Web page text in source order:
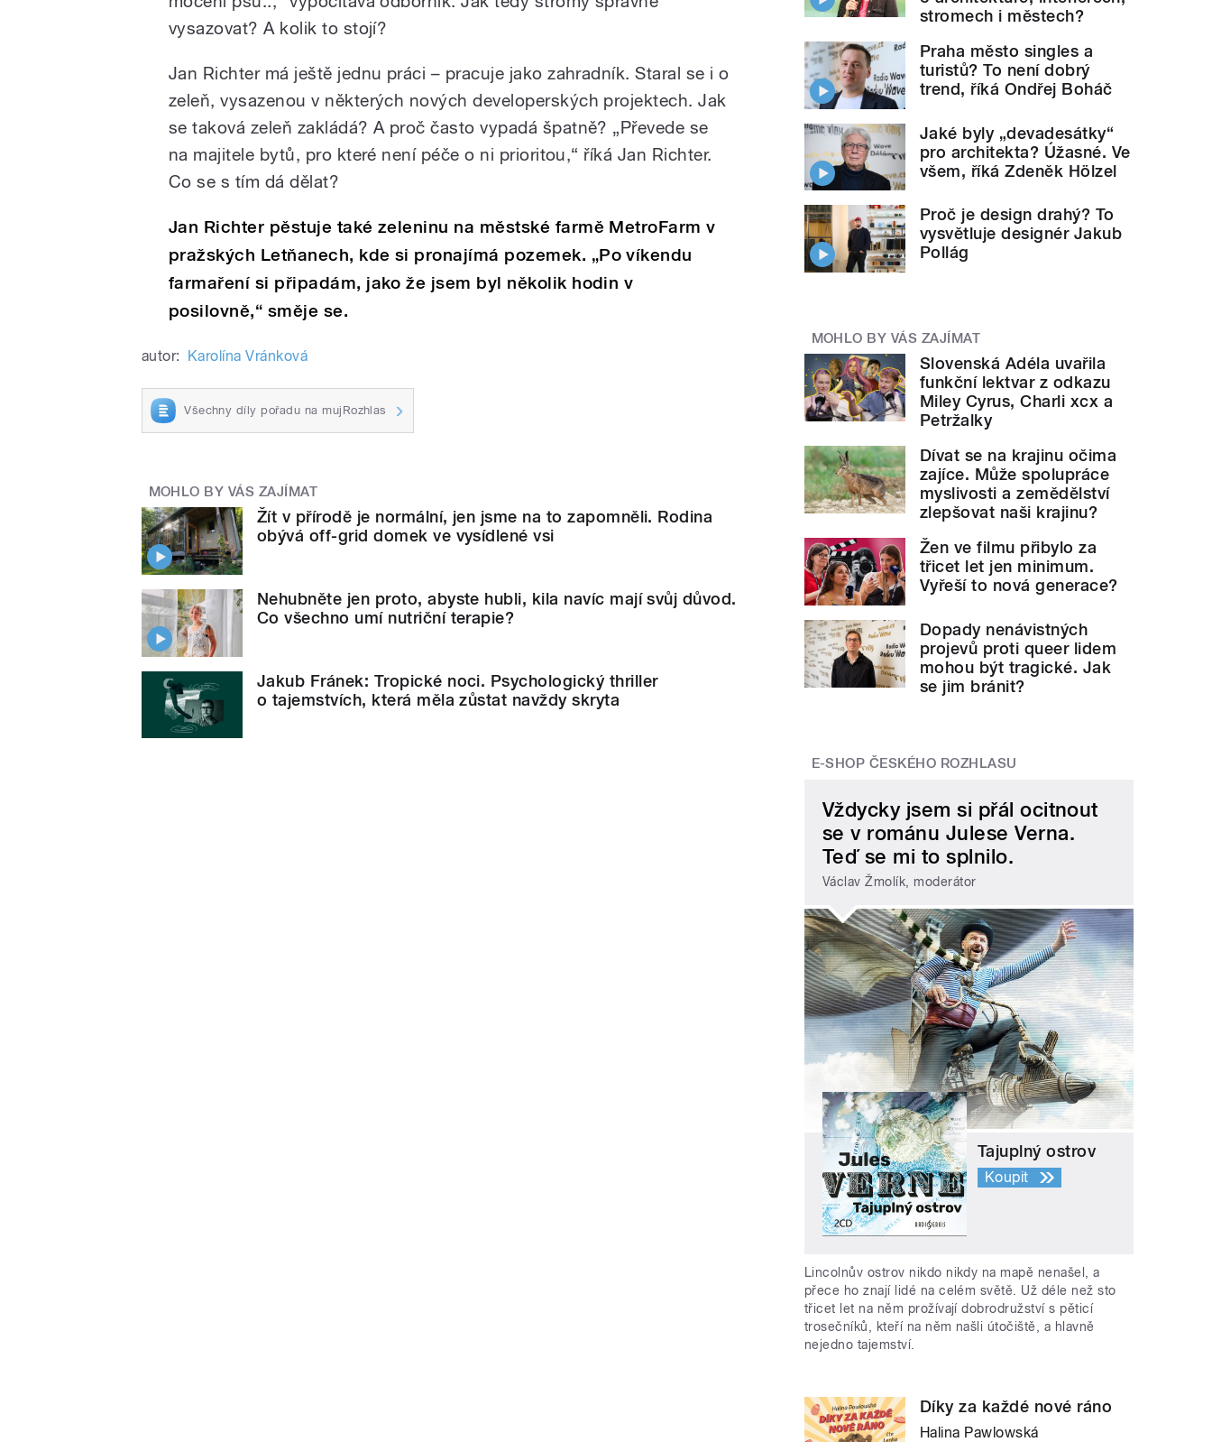
vysazovat? A kolik to stojí?
Jan Richter má ještě jednu práci – pracuje jako zahradník. Staral se i o
zeleň, vysazenou v některých nových developerských projektech. Jak
se taková zeleň zakládá? A proč často vypadá špatně? „Převede se
na majitele bytů, pro které není péče o ni prioritou,“ říká Jan Richter.
Co se s tím dá dělat?
Jan Richter pěstuje také zeleninu na městské farmě MetroFarm v
pražských Letňanech, kde si pronajímá pozemek. „Po víkendu
farmaření si připadám, jako že jsem byl několik hodin v
posilovně,“ směje se.
autor: Karolína Vránková
Všechny díly pořadu na mujRozhlas
MOHLO BY VÁS ZAJÍMAT
Žít v přírodě je normální, jen jsme na to zapomněli. Rodina
obývá off-grid domek ve vysídlené vsi
Nehubněte jen proto, abyste hubli, kila navíc mají svůj důvod.
Co všechno umí nutriční terapie?
Jakub Fránek: Tropické noci. Psychologický thriller
o tajemstvích, která měla zůstat navždy skryta
stromech i městech?
Praha město singles a
turistů? To není dobrý
trend, říká Ondřej Boháč
Jaké byly „devadesátky“
pro architekta? Úžasné. Ve
všem, říká Zdeněk Hölzel
Proč je design drahý? To
vysvětluje designér Jakub
Pollág
MOHLO BY VÁS ZAJÍMAT
Slovenská Adéla uvařila
funkční lektvar z odkazu
Miley Cyrus, Charli xcx a
Petržalky
Dívat se na krajinu očima
zajíce. Může spolupráce
myslivosti a zemědělství
zlepšovat naši krajinu?
Žen ve filmu přibylo za
třicet let jen minimum.
Vyřeší to nová generace?
Dopady nenávistných
projevů proti queer lidem
mohou být tragické. Jak
se jim bránit?
E-SHOP ČESKÉHO ROZHLASU
Vždycky jsem si přál ocitnout
se v románu Julese Verna.
Teď se mi to splnilo.
Václav Žmolík, moderátor
Tajuplný ostrov
Koupit
Lincolnův ostrov nikdo nikdy na mapě nenašel, a
přece ho znají lidé na celém světě. Už déle než sto
třicet let na něm prožívají dobrodružství s pěticí
trosečníků, kteří na něm našli útočiště, a hlavně
nejedno tajemství.
Díky za každé nové ráno
Halina Pawlowská